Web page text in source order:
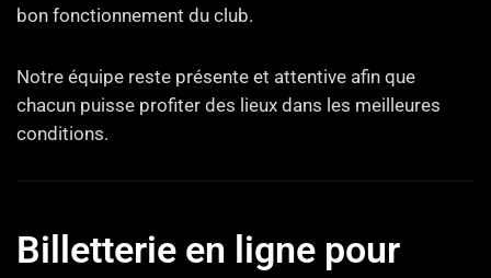
bon fonctionnement du club.
Notre équipe reste présente et attentive afin que
chacun puisse profiter des lieux dans les meilleures
conditions.
Billetterie en ligne pour